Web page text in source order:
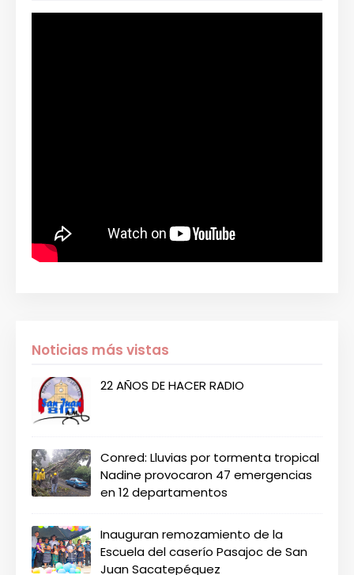
Noticias más vistas
22 AÑOS DE HACER RADIO
Conred: Lluvias por tormenta tropical
Nadine provocaron 47 emergencias
en 12 departamentos
Inauguran remozamiento de la
Escuela del caserío Pasajoc de San
Juan Sacatepéquez